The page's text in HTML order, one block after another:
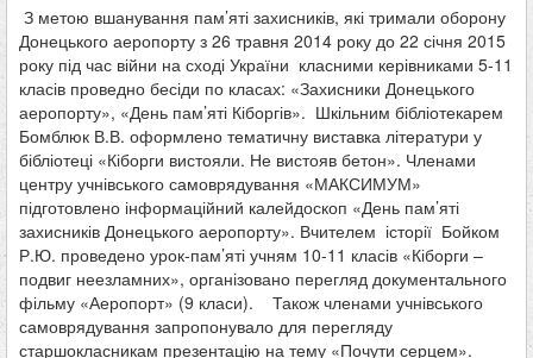
З метою вшанування пам’яті захисників, які тримали оборону
Донецького аеропорту з 26 травня 2014 року до 22 січня 2015
року під час війни на сході України класними керівниками 5-11
класів проведно бесіди по класах: «Захисники Донецького
аеропорту», «День пам’яті Кіборгів». Шкільним бібліотекарем
Бомблюк В.В. оформлено тематичну виставка літератури у
бібліотеці «Кіборги вистояли. Не вистояв бетон». Членами
центру учнівського самоврядування «МАКСИМУМ»
підготовлено інформаційний калейдоскоп «День пам’яті
захисників Донецького аеропорту». Вчителем історії Бойком
Р.Ю. проведено урок-пам’яті учням 10-11 класів «Кіборги –
подвиг неезламних», організовано перегляд документального
фільму «Аеропорт» (9 класи). Також членами учнівського
самоврядування запропонувало для перегляду
старшокласникам презентацію на тему «Почути серцем».